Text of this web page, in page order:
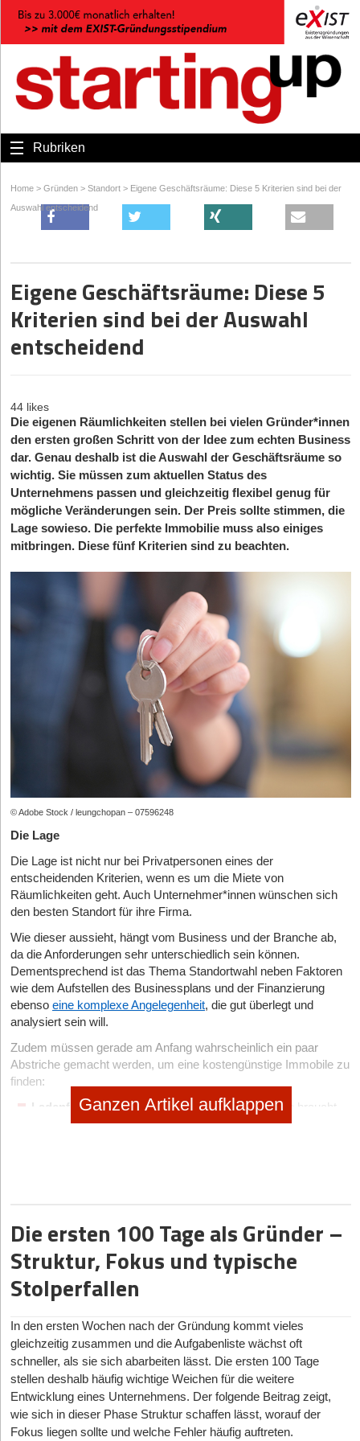
Rubriken
Home > Gründen > Standort > Eigene Geschäftsräume: Diese 5 Kriterien sind bei der
Auswahl entscheidend
Eigene Geschäftsräume: Diese 5
Kriterien sind bei der Auswahl
entscheidend
44 likes
Die eigenen Räumlichkeiten stellen bei vielen Gründer*innen
den ersten großen Schritt von der Idee zum echten Business
dar. Genau deshalb ist die Auswahl der Geschäftsräume so
wichtig. Sie müssen zum aktuellen Status des
Unternehmens passen und gleichzeitig flexibel genug für
mögliche Veränderungen sein. Der Preis sollte stimmen, die
Lage sowieso. Die perfekte Immobilie muss also einiges
mitbringen. Diese fünf Kriterien sind zu beachten.
© Adobe Stock / leungchopan – 07596248
Die Lage
Die Lage ist nicht nur bei Privatpersonen eines der
entscheidenden Kriterien, wenn es um die Miete von
Räumlichkeiten geht. Auch Unternehmer*innen wünschen sich
den besten Standort für ihre Firma.
Wie dieser aussieht, hängt vom Business und der Branche ab,
da die Anforderungen sehr unterschiedlich sein können.
Dementsprechend ist das Thema Standortwahl neben Faktoren
wie dem Aufstellen des Businessplans und der Finanzierung
ebenso eine komplexe Angelegenheit, die gut überlegt und
analysiert sein will.
Zudem müssen gerade am Anfang wahrscheinlich ein paar
Abstriche gemacht werden, um eine kostengünstige Immobile zu
finden:
Ladenfläche:Wer tatsächlich eine Verkaufsfläche braucht,
auf der Kund*innen Waren ansehen und bedient werden
Räume für Dienstleistungen (z. B.
Friseur*innen, Schneider*innen oder ähnliches) können bei
der Lage etwas flexibler sein. Natürlich sind hier ebenfalls
zentrale Standorte ideal. Eine gute Lage kann sich allerdings
befinden oder dort, wo die Zielgruppe für die eigene
Dienstleistung wohnt.
Industrie und Fertigung:
Unternehmen, die Produkte
produzieren oder große Mengen lagern müssen, brauchen
vor allem Platz. Die zentrale Lage in der Innenstadt wäre hier
kontraproduktiv. Das Gewerbegebiet am Stadtrand ist
oftmals die bessere Lösung.
Ganzen Artikel aufklappen
Die ersten 100 Tage als Gründer –
Struktur, Fokus und typische
Stolperfallen
In den ersten Wochen nach der Gründung kommt vieles
gleichzeitig zusammen und die Aufgabenliste wächst oft
schneller, als sie sich abarbeiten lässt. Die ersten 100 Tage
stellen deshalb häufig wichtige Weichen für die weitere
Entwicklung eines Unternehmens. Der folgende Beitrag zeigt,
wie sich in dieser Phase Struktur schaffen lässt, worauf der
Fokus liegen sollte und welche Fehler häufig auftreten.